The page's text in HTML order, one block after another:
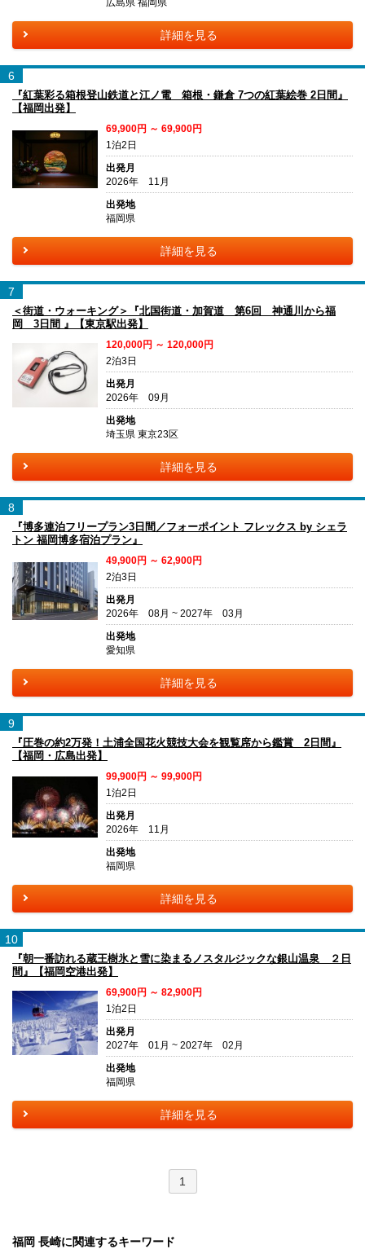
広島県 福岡県
詳細を見る
6
『紅葉彩る箱根登山鉄道と江ノ電 箱根・鎌倉 7つの紅葉絵巻 2日間』
【福岡出発】
69,900円 ～ 69,900円
1泊2日
出発月
2026年 11月
出発地
福岡県
詳細を見る
7
＜街道・ウォーキング＞『北国街道・加賀道 第6回 神通川から福
岡 3日間 』【東京駅出発】
120,000円 ～ 120,000円
2泊3日
出発月
2026年 09月
出発地
埼玉県 東京23区
詳細を見る
8
『博多連泊フリープラン3日間／フォーポイント フレックス by シェラ
トン 福岡博多宿泊プラン』
49,900円 ～ 62,900円
2泊3日
出発月
2026年 08月 ~ 2027年 03月
出発地
愛知県
詳細を見る
9
『圧巻の約2万発！土浦全国花火競技大会を観覧席から鑑賞 2日間』
【福岡・広島出発】
99,900円 ～ 99,900円
1泊2日
出発月
2026年 11月
出発地
福岡県
詳細を見る
10
『朝一番訪れる蔵王樹氷と雪に染まるノスタルジックな銀山温泉 ２日
間』【福岡空港出発】
69,900円 ～ 82,900円
1泊2日
出発月
2027年 01月 ~ 2027年 02月
出発地
福岡県
詳細を見る
1
福岡 長崎に関連するキーワード